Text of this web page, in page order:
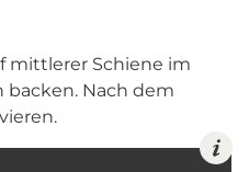
mittlerer Schiene im
backen. Nach dem